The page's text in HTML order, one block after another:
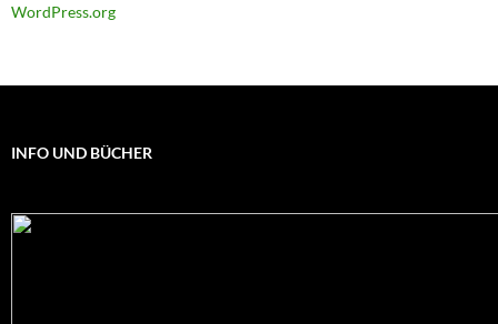
WordPress.org
INFO UND BÜCHER